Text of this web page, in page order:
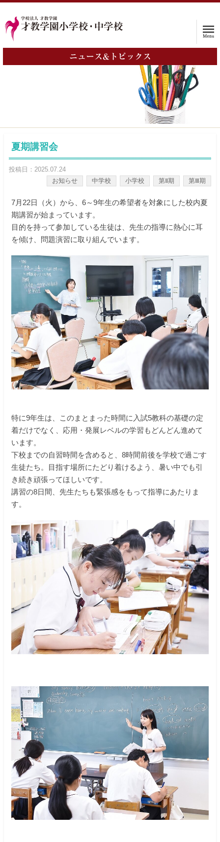
ホーム
保護者の声
入学をお考えの方へ
在校生の保護者の方へ
教職員募集
資料請求・お問い合わせ
閉じる
ニュース&トピックス
夏期講習会
投稿日：2025.07.24
お知らせ
中学校 小学校 第Ⅱ期 第Ⅲ期
7月22日（火）から、6～9年生の希望者を対象にした校内夏
期講習が始まっています。
目的を持って参加している生徒は、先生の指導に熱心に耳
を傾け、問題演習に取り組んでいます。
特に9年生は、このまとまった時間に入試5教科の基礎の定
着だけでなく、応用・発展レベルの学習もどんどん進めて
います。
下校までの自習時間を含めると、8時間前後を学校で過ごす
生徒たち。目指す場所にたどり着けるよう、暑い中でも引
き続き頑張ってほしいです。
講習の8日間、先生たちも緊張感をもって指導にあたりま
す。